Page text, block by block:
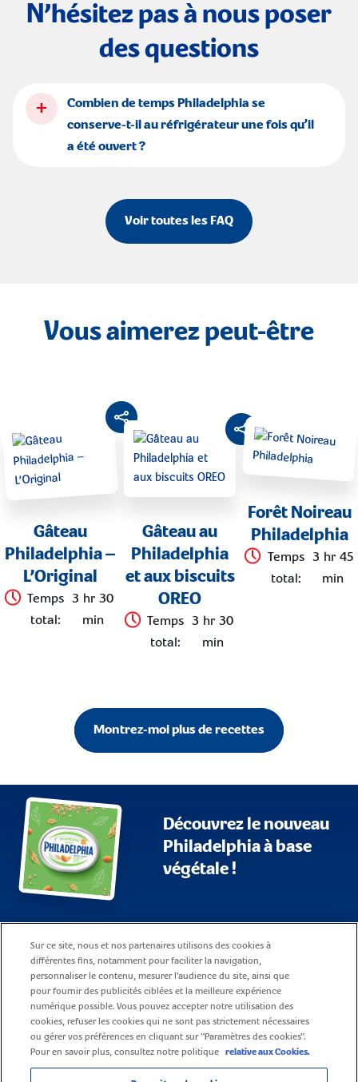
N’hésitez pas à nous poser
des questions
+
Combien de temps Philadelphia se
conserve-t-il au réfrigérateur une fois qu’il
a été ouvert ?
Voir toutes les FAQ
Vous aimerez peut-être
Gâteau
Philadelphia –
L’Original
Temps
total:
3 hr 30
min
Gâteau au
Philadelphia
et aux biscuits
OREO
Temps
total:
3 hr 30
min
Forêt Noireau
Philadelphia
Temps
total:
3 hr 45
min
Montrez-moi plus de recettes
Découvrez le nouveau
Philadelphia à base
végétale !
Plan du site
FAQ
Politique relative aux Cookies
Avis de confidentialité
Conditions d’utilisation
Notification d’entreprise
Contact
Carrières
Sur ce site, nous et nos partenaires utilisons des cookies à
différentes fins, notamment pour faciliter la navigation,
personnaliser le contenu, mesurer l'audience du site, ainsi que
pour fournir des publicités ciblées et la meilleure expérience
numérique possible. Vous pouvez accepter notre utilisation des
cookies, refuser les cookies qui ne sont pas strictement nécessaires
ou gérer vos préférences en cliquant sur "Paramètres des cookies".
Pour en savoir plus, consultez notre politique
relative aux Cookies.